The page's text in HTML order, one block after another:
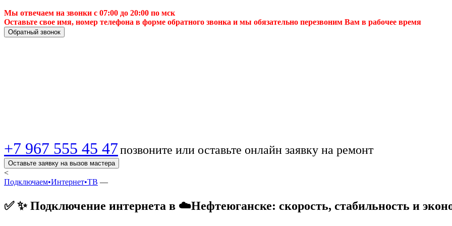
Мы отвечаем на звонки с 07:00 до 20:00 по мск
Оставьте свое имя, номер телефона в форме обратного звонка и мы обязательно перезвоним Вам в рабочее время
Обратный звонок
+7 967 555 45 47позвоните или оставьте онлайн заявку на ремонт
Оставьте заявку на вызов мастера
<
Подключаем•Интернет•ТВ —
✅ ✨ Подключение интернета в ☁️Нефтеюганске: скорость, стабильность и